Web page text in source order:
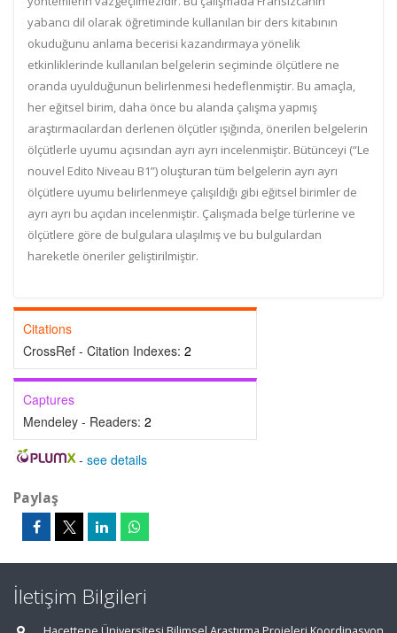
yabancı dil olarak öğretiminde kullanılan bir ders kitabının
okuduğunu anlama becerisi kazandırmaya yönelik
etkinliklerinde kullanılan belgelerin seçiminde ölçütlere ne
oranda uyulduğunun belirlenmesi hedeflenmiştir. Bu amaçla,
her eğitsel birim, daha önce bu alanda çalışma yapmış
araştırmacılardan derlenen ölçütler ışığında, önerilen belgelerin
ölçütlerle uyumu açısından ayrı ayrı incelenmiştir. Bütünceyi (“Le
nouvel Edito Niveau B1”) oluşturan tüm belgelerin ayrı ayrı
ölçütlere uyumu belirlenmeye çalışıldığı gibi eğitsel birimler de
ayrı ayrı bu açıdan incelenmiştir. Çalışmada belge türlerine ve
ölçütlere göre de bulgulara ulaşılmış ve bu bulgulardan
hareketle öneriler geliştirilmiştir.
Citations
CrossRef - Citation Indexes: 2
Captures
Mendeley - Readers: 2
- see details
Paylaş
İletişim Bilgileri